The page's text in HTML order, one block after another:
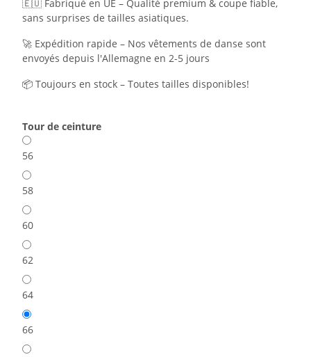
🇪🇺 Fabriqué en UE – Qualité premium & coupe fiable,
sans surprises de tailles asiatiques.
🚀 Expédition rapide – Nos vêtements de danse sont
envoyés depuis l'Allemagne en 2-5 jours
📦 Toujours en stock – Toutes tailles disponibles!
Tour de ceinture
56
58
60
62
64
66